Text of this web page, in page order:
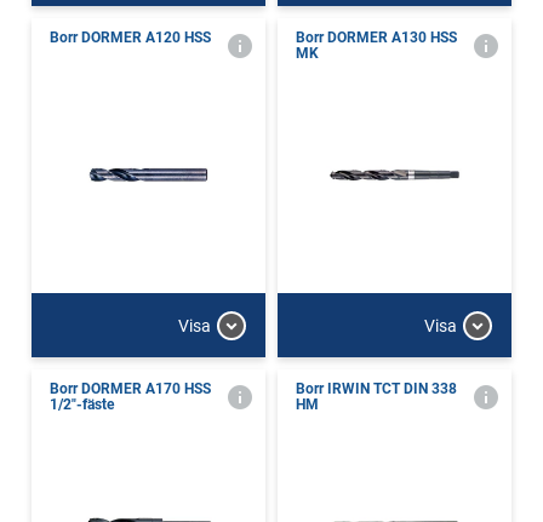
Borr DORMER A120 HSS
Visa
Borr DORMER A130 HSS
MK
Visa
Borr DORMER A170 HSS
1/2"-fäste
Borr IRWIN TCT DIN 338
HM